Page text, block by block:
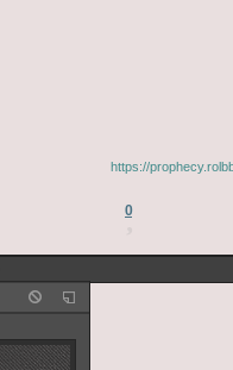
https://
0